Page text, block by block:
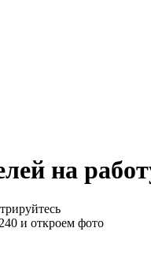
на
и откроем фото